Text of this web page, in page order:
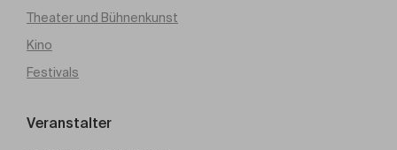
Theater und Bühnenkunst
Kino
Festivals
Veranstalter